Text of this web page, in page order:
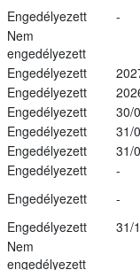
Engedélyezett
-
Nem
engedélyezett
Engedélyezett
Engedélyezett
Engedélyezett
30/
Engedélyezett
31/
Engedélyezett
31/
Engedélyezett
-
Engedélyezett
-
Engedélyezett
31/
Nem
engedélyezett